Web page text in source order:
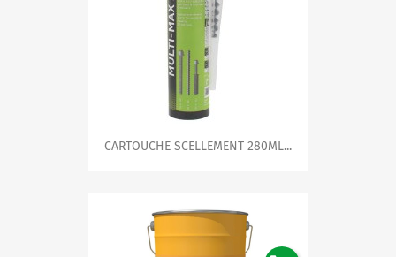
CARTOUCHE SCELLEMENT 280ML...